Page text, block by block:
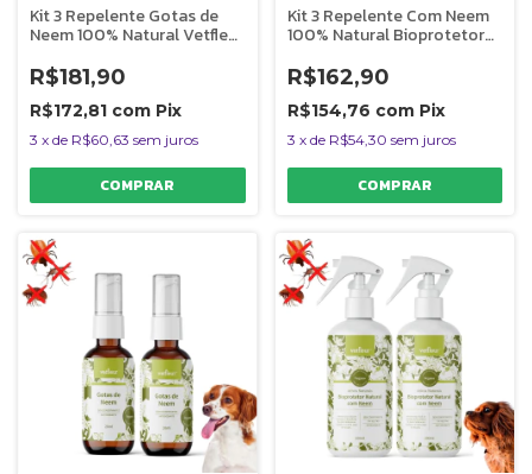
Kit 3 Repelente Gotas de
Neem 100% Natural Vetfleur
R$181,90
R$172,81 com Pix
3 x de R$60,63 sem juros
Kit 3 Repelente Com Neem
100% Natural Bioprotetor
R$162,90
R$154,76 com Pix
3 x de R$54,30 sem juros